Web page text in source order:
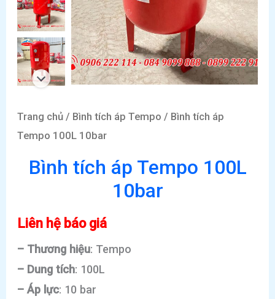
Trang chủ / Bình tích áp Tempo / Bình tích áp
Tempo 100L 10bar
Bình tích áp Tempo 100L
10bar
Liên hệ báo giá
– Thương hiệu: Tempo
– Dung tích: 100L
– Áp lực: 10 bar